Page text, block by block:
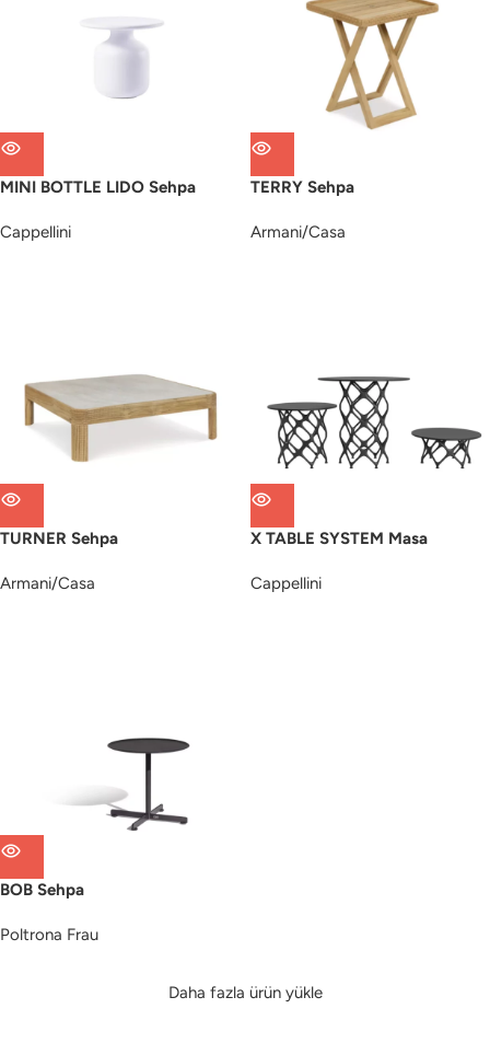
MINI BOTTLE LIDO Sehpa
Cappellini
TERRY Sehpa
Armani/Casa
TURNER Sehpa
Armani/Casa
X TABLE SYSTEM Masa
Cappellini
BOB Sehpa
Poltrona Frau
Daha fazla ürün yükle